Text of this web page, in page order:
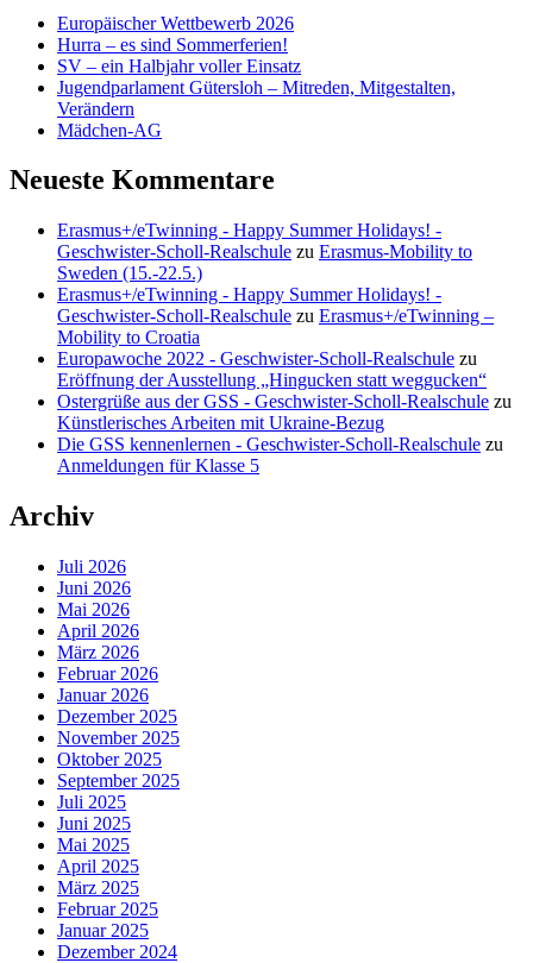
Europäischer Wettbewerb 2026
Hurra – es sind Sommerferien!
SV – ein Halbjahr voller Einsatz
Jugendparlament Gütersloh – Mitreden, Mitgestalten,
Verändern
Mädchen-AG
Neueste Kommentare
Erasmus+/eTwinning - Happy Summer Holidays! -
Geschwister-Scholl-Realschule zu Erasmus-Mobility to
Sweden (15.-22.5.)
Erasmus+/eTwinning - Happy Summer Holidays! -
Geschwister-Scholl-Realschule zu Erasmus+/eTwinning –
Mobility to Croatia
Europawoche 2022 - Geschwister-Scholl-Realschule zu
Eröffnung der Ausstellung „Hingucken statt weggucken“
Ostergrüße aus der GSS - Geschwister-Scholl-Realschule zu
Künstlerisches Arbeiten mit Ukraine-Bezug
Die GSS kennenlernen - Geschwister-Scholl-Realschule zu
Anmeldungen für Klasse 5
Archiv
Juli 2026
Juni 2026
Mai 2026
April 2026
März 2026
Februar 2026
Januar 2026
Dezember 2025
November 2025
Oktober 2025
September 2025
Juli 2025
Juni 2025
Mai 2025
April 2025
März 2025
Februar 2025
Januar 2025
Dezember 2024